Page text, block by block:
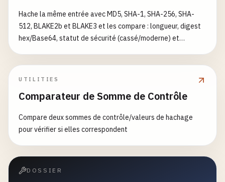
Hache la même entrée avec MD5, SHA-1, SHA-256, SHA-
512, BLAKE2b et BLAKE3 et les compare : longueur, digest
hex/Base64, statut de sécurité (cassé/moderne) et
UTILITIES
Comparateur de Somme de Contrôle
Compare deux sommes de contrôle/valeurs de hachage
pour vérifier si elles correspondent
DOSSIER